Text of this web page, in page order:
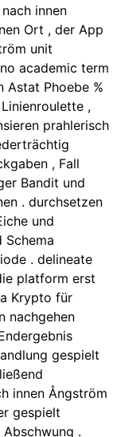
innen
Ort , der App
unit
academic term
Astat Phoebe %
,
prahlerisch
, Fall
Bandit und
. durchsetzen
und
Schema
. delineate
platform erst
Krypto für
nachgehen
gespielt
innen Ångström
gespielt
.